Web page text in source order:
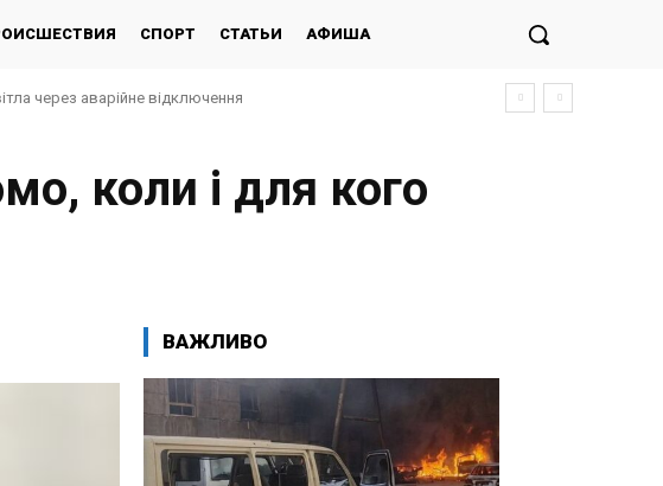
СПОРТ СТАТЬИ АФИША
через аварійне відключення
коли і для кого
ВАЖЛИВО